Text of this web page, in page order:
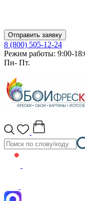
Отправить заявку
8 (800) 505-12-24
Режим работы: 9:00-
Пн- Пт.